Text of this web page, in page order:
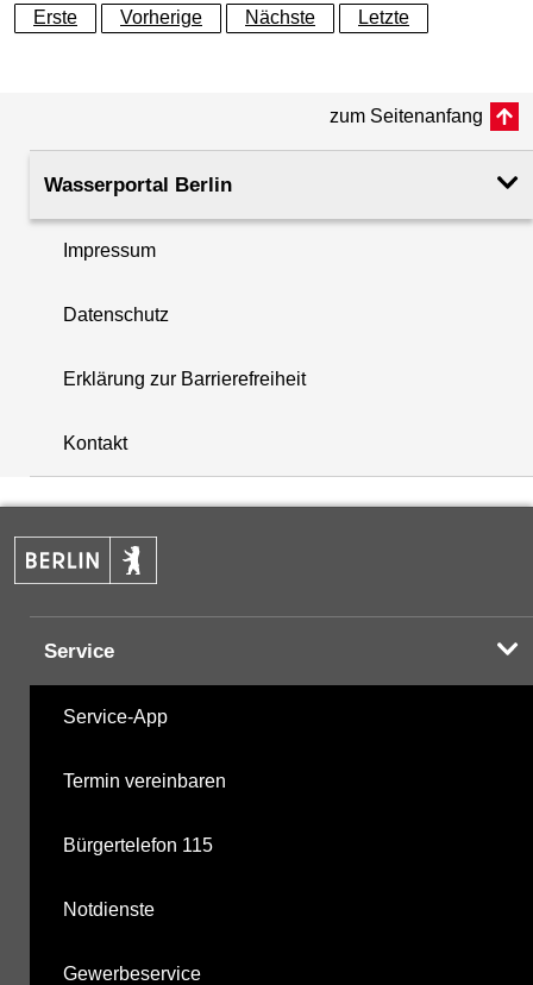
+
−
Erste
Vorherige Nächste Letzte
zum Seitenanfang
Wasserportal Berlin
Impressum
Datenschutz
Erklärung zur Barrierefreiheit
Kontakt
Service
Service-App
Termin vereinbaren
Bürgertelefon 115
Notdienste
Gewerbeservice